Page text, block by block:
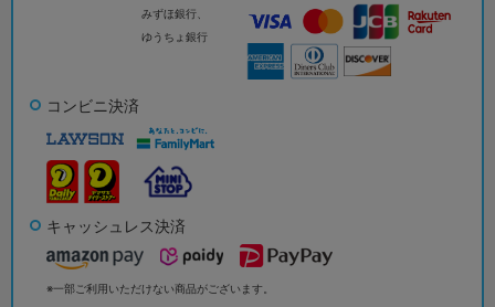
みずほ銀行、
ゆうちょ銀行
コンビニ決済
キャッシュレス決済
※一部ご利用いただけない商品がございます。